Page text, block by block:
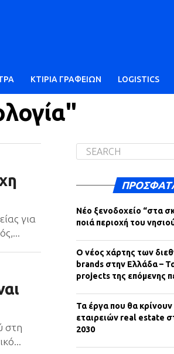
ΚΤΙΡΙΑ ΓΡΑΦΕΙΩΝ LOGISTICS
για
στη
Νέο ξενοδοχείο “στα
ποιά περιοχή του
Ο νέος χάρτης των
brands στην Ελλάδα –
projects της επόμενης
Τα έργα που θα
εταιρειών real estate
2030